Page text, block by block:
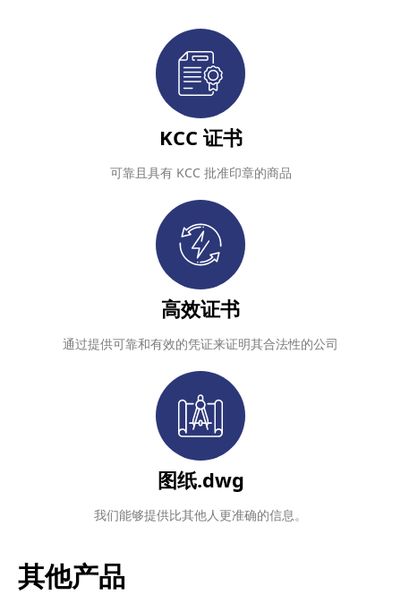
KCC 证书
可靠且具有 KCC 批准印章的商品
高效证书
通过提供可靠和有效的凭证来证明其合法性的公司
图纸.dwg
我们能够提供比其他人更准确的信息。
其他产品